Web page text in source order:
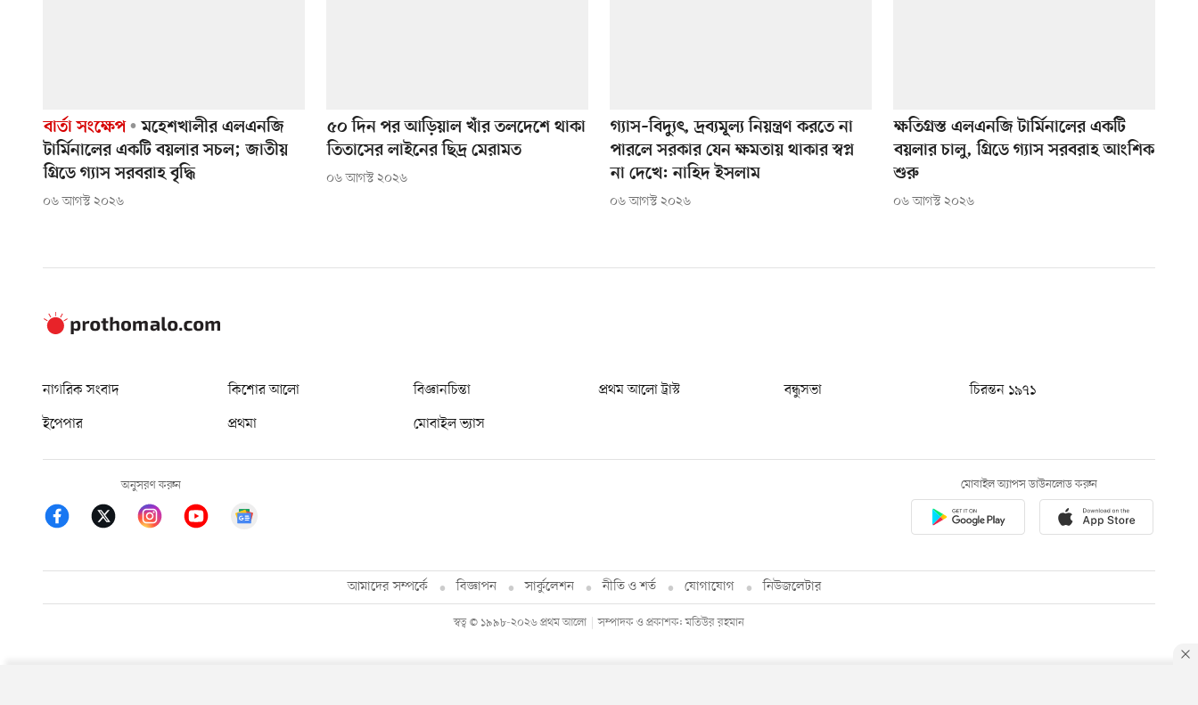
বার্তা সংক্ষেপ
মহেশখালীর এলএনজি
টার্মিনালের একটি বয়লার সচল; জাতীয়
গ্রিডে গ্যাস সরবরাহ বৃদ্ধি
০৬ আগস্ট ২০২৬
৫০ দিন পর আড়িয়াল খাঁর তলদেশে থাকা
তিতাসের লাইনের ছিদ্র মেরামত
০৬ আগস্ট ২০২৬
গ্যাস–বিদ্যুৎ, দ্রব্যমূল্য নিয়ন্ত্রণ করতে না
পারলে সরকার যেন ক্ষমতায় থাকার স্বপ্ন
না দেখে: নাহিদ ইসলাম
০৬ আগস্ট ২০২৬
ক্ষতিগ্রস্ত এলএনজি টার্মিনালের একটি
বয়লার চালু, গ্রিডে গ্যাস সরবরাহ আংশিক
শুরু
০৬ আগস্ট ২০২৬
নাগরিক সংবাদ কিশোর আলো বিজ্ঞানচিন্তা প্রথম আলো ট্রাস্ট বন্ধুসভা
চিরন্তন ১৯৭১
ইপেপার
প্রথমা মোবাইল ভ্যাস
অনুসরণ করুন মোবাইল অ্যাপস ডাউনলোড করুন
আমাদের সম্পর্কে বিজ্ঞাপন সার্কুলেশন নীতি ও শর্ত যোগাযোগ নিউজলেটার
স্বত্ব © ১৯৯৮-২০২৬ প্রথম আলো সম্পাদক ও প্রকাশক: মতিউর রহমান